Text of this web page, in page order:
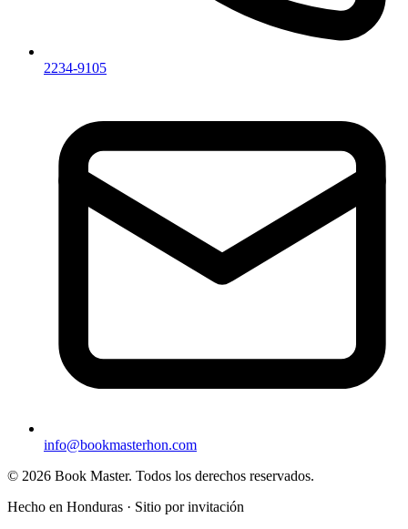
2234-9105
info@bookmasterhon.com
© 2026 Book Master. Todos los derechos reservados.
Hecho en Honduras · Sitio por invitación